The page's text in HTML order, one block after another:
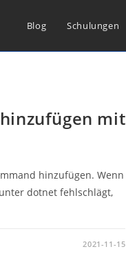
Blog Schulungen
mit
hinzufügen. Wenn
dotnet fehlschlägt,
2021-11-15